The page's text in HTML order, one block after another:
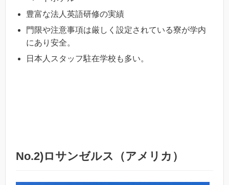
豊富な法人英語研修の実績
門限や注意事項は厳しく設定されている寮が学内
にあり安全。
日本人スタッフ駐在学校も多い。
No.2)ロサンゼルス（アメリカ）